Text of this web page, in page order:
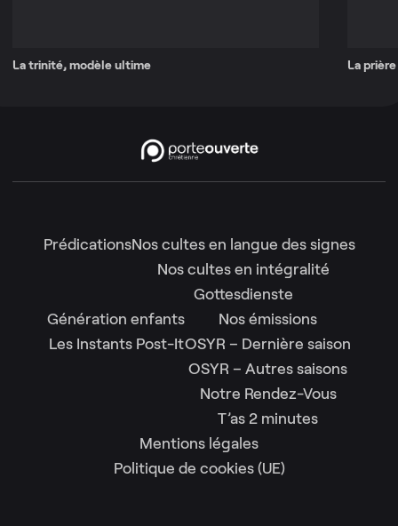
La trinité, modèle ultime La
PrédicationsNos cultes en langue des signes
Nos cultes en intégralité
Gottesdienste
Génération enfants
Les Instants Post-It
Nos émissions
OSYR – Dernière saison
OSYR – Autres saisons
Notre Rendez-Vous
T’as 2 minutes
Mentions légales
Politique de cookies (UE)